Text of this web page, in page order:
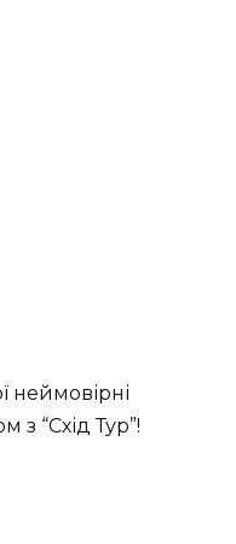
неймовірні
з “Схід Тур”!